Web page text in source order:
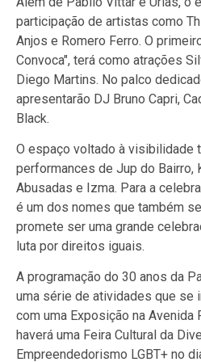
participação de artistas como
Anjos e Romero Ferro. O
Convoca", terá como atrações
Diego Martins. No palco
apresentarão DJ Bruno Capri,
Black.
O espaço voltado à visibilidade
performances de Jup do Bairro,
Abusadas e Izma. Para a
é um dos nomes que também
promete ser uma grande
luta por direitos iguais.
A programação do 30 anos da
uma série de atividades que se
com uma Exposição na Avenida
haverá uma Feira Cultural da
Empreendedorismo LGBT+ no